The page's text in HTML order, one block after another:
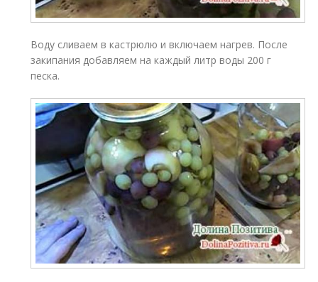
Воду сливаем в кастрюлю и включаем нагрев. После
закипания добавляем на каждый литр воды 200 г
песка.